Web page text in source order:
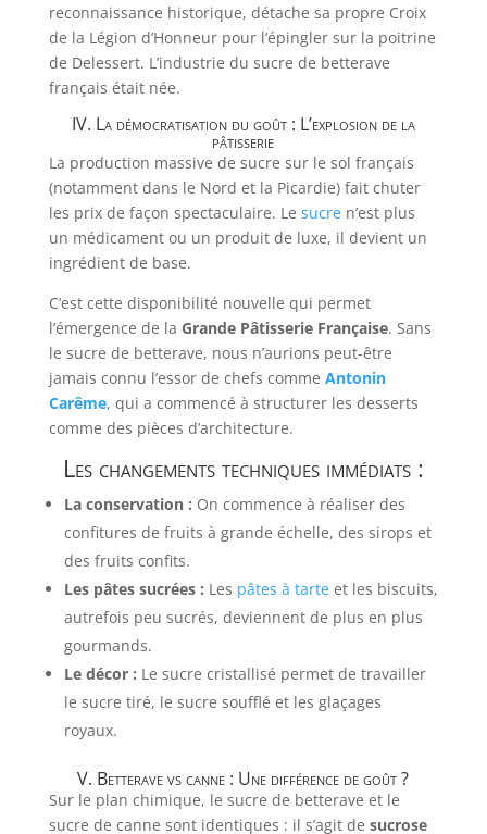
reconnaissance historique, détache sa propre Croix
de la Légion d’Honneur pour l’épingler sur la poitrine
de Delessert. L’industrie du sucre de betterave
français était née.
IV. La démocratisation du goût : L’explosion de la
pâtisserie
La production massive de sucre sur le sol français
(notamment dans le Nord et la Picardie) fait chuter
les prix de façon spectaculaire. Le sucren’est plus
un médicament ou un produit de luxe, il devient un
ingrédient de base.
C’est cette disponibilité nouvelle qui permet
l’émergence de la Grande Pâtisserie Française. Sans
le sucre de betterave, nous n’aurions peut-être
jamais connu l’essor de chefs comme Antonin
Carême, qui a commencé à structurer les desserts
comme des pièces d’architecture.
Les changements techniques immédiats :
La conservation : On commence à réaliser des
confitures de fruits à grande échelle, des sirops et
des fruits confits.
Les pâtes sucrées : Les pâtes à tarteet les biscuits,
autrefois peu sucrés, deviennent de plus en plus
gourmands.
Le décor : Le sucre cristallisé permet de travailler
le sucre tiré, le sucre soufflé et les glaçages
royaux.
V. Betterave vs canne : Une différence de goût ?
Sur le plan chimique, le sucre de betterave et le
sucre de canne sont identiques : il s’agit de sucrose